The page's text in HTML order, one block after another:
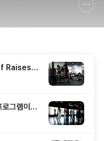
Raises)
.
그램이